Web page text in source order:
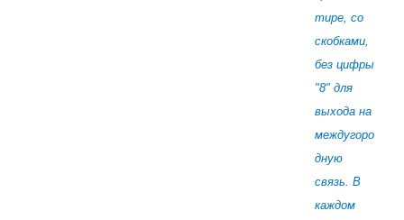
тире, со
скобками,
без цифры
"8" для
выхода на
междугоро
дную
связь. В
каждом